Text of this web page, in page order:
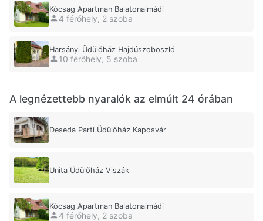
Kócsag Apartman Balatonalmádi
4 férőhely, 2 szoba
Harsányi Üdülőház Hajdúszoboszló
10 férőhely, 5 szoba
A legnézettebb nyaralók az elmúlt 24 órában
Deseda Parti Üdülőház Kaposvár
Unita Üdülőház Viszák
Kócsag Apartman Balatonalmádi
4 férőhely, 2 szoba